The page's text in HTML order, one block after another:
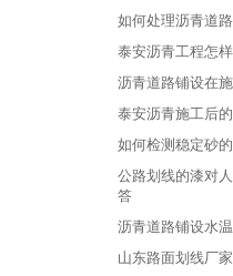
如何处理沥青道
泰安沥青工程怎
沥青道路铺设在
泰安沥青施工后
如何检测稳定砂
公路划线的漆对
答
沥青道路铺设水
山东路面划线厂